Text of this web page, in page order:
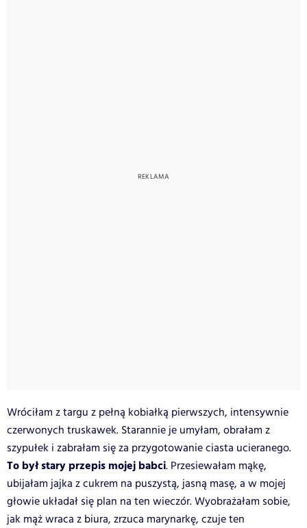
Wróciłam z targu z pełną kobiałką pierwszych, intensywnie
czerwonych truskawek. Starannie je umyłam, obrałam z
szypułek i zabrałam się za przygotowanie ciasta ucieranego.
To był stary przepis mojej babci. Przesiewałam mąkę,
ubijałam jajka z cukrem na puszystą, jasną masę, a w mojej
głowie układał się plan na ten wieczór. Wyobrażałam sobie,
jak mąż wraca z biura, zrzuca marynarkę, czuje ten